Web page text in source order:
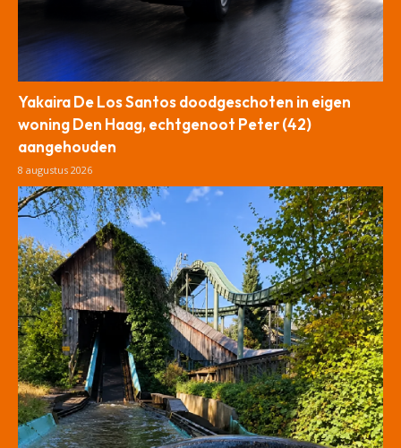
Yakaira De Los Santos doodgeschoten in eigen
woning Den Haag, echtgenoot Peter (42)
aangehouden
8 augustus 2026